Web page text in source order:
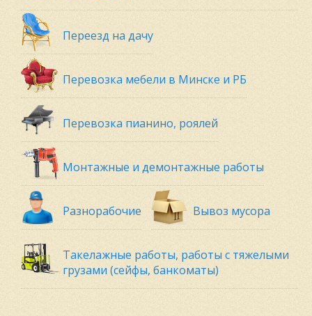
Переезд на дачу
Перевозка мебели в Минске и РБ
Перевозка пианино, роялей
Монтажные и демонтажные работы
Разнорабочие Вывоз мусора
Такелажные работы, работы с тяжелыми
грузами (сейфы, банкоматы)